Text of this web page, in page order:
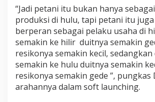
“Jadi petani itu bukan hanya
produksi di hulu, tapi petani itu
berperan sebagai pelaku usaha di
semakin ke hilir duitnya semakin
resikonya semakin kecil, sedangkan
semakin ke hulu duitnya semakin
resikonya semakin gede ”, pungkas
arahannya dalam soft launching.